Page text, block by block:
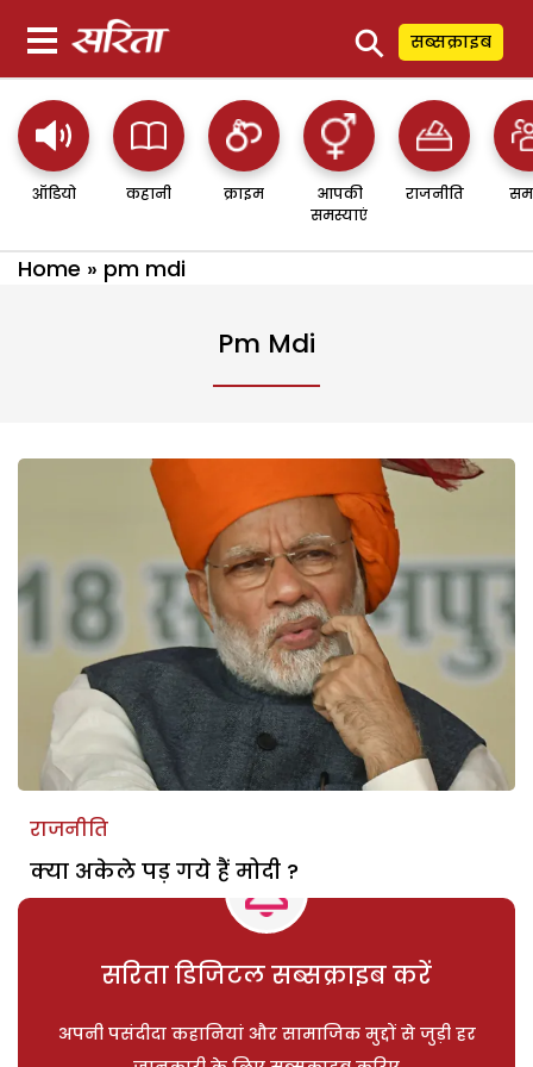
⚲ सब्सक्राइब
ऑडियो कहानी क्राइम
आपकी
समस्याएं
राजनीति
Home » pm mdi
Pm Mdi
राजनीति
क्या अकेले पड़ गये हैं मोदी ?
सरिता डिजिटल सब्सक्राइब करें
अपनी पसंदीदा कहानियां और सामाजिक मुद्दों से जुड़ी हर